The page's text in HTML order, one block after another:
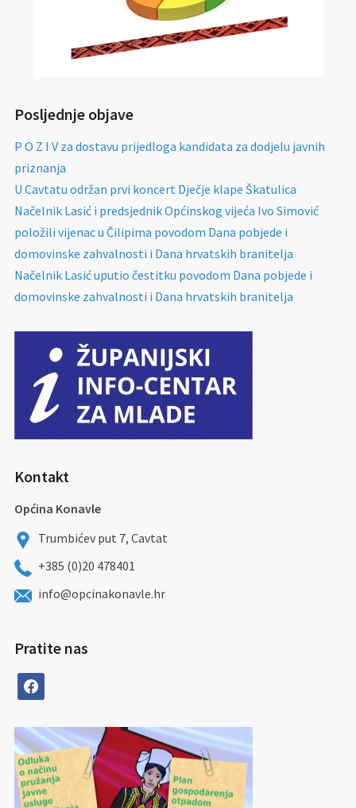
Posljednje objave
P O Z I V za dostavu prijedloga kandidata za dodjelu javnih
priznanja
U Cavtatu održan prvi koncert Dječje klape Škatulica
Načelnik Lasić i predsjednik Općinskog vijeća Ivo Simović
položili vijenac u Čilipima povodom Dana pobjede i
domovinske zahvalnosti i Dana hrvatskih branitelja
Načelnik Lasić uputio čestitku povodom Dana pobjede i
domovinske zahvalnosti i Dana hrvatskih branitelja
Kontakt
Općina Konavle
Trumbićev put 7, Cavtat
+385 (0)20 478401
info@opcinakonavle.hr
Pratite nas
facebook